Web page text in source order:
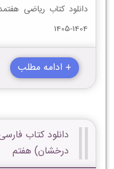
دانلود کتاب ریاضی
1404-1405
+ ادامه مطلب
دانلود کتاب
درخشان) هفتم